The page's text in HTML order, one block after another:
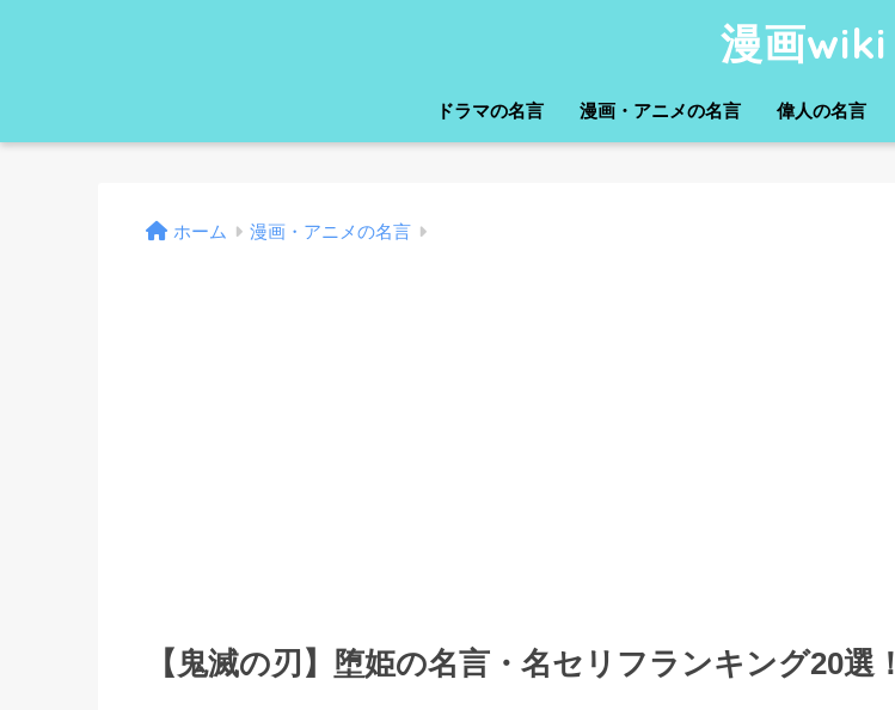
漫画wiki
ドラマの名言 漫画・アニメの名言 偉人の名言
ホーム 漫画・アニメの名言
【鬼滅の刃】堕姫の名言・名セリフランキング20選！